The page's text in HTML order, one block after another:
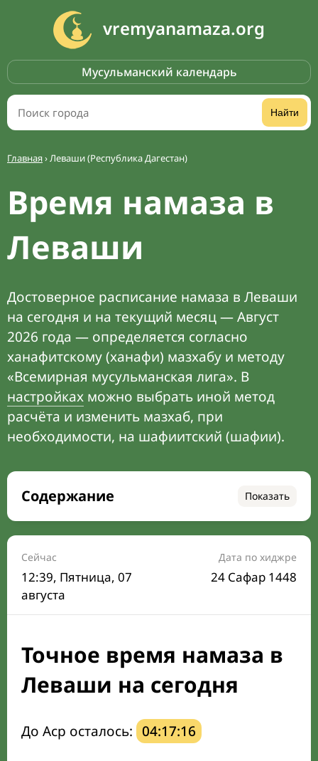
vremyanamaza.org
Мусульманский календарь
Найти
Главная›Леваши (Республика Дагестан)
Время намаза в
Леваши
Достоверное расписание намаза в Леваши
на сегодня и на текущий месяц — Август
2026 года — определяется согласно
ханафитскому (ханафи) мазхабу и методу
«Всемирная мусульманская лига». В
настройках можно выбрать иной метод
расчёта и изменить мазхаб, при
необходимости, на шафиитский (шафии).
Содержание Показать
Время намаза на сегодня
Расписание на месяц
Время Сухура и Ифтара на сегодня
Календарь рамадана
Мечети и молельные комнаты
Направление киблы
Сейчас
12:39, Пятница, 07
августа
Дата по хиджре
24 Сафар 1448
Точное время намаза в
Леваши на сегодня
До Аср осталось: 04:17:15